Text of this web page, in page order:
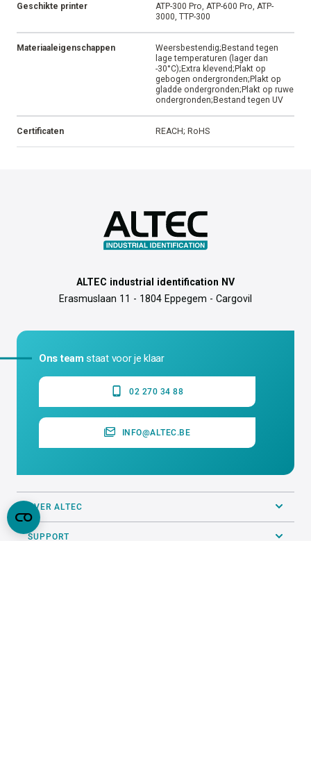
Geschikte printer
ATP-300 Pro, ATP-600 Pro, ATP-
3000, TTP-300
Materiaaleigenschappen
Weersbestendig;Bestand tegen
lage temperaturen (lager dan
-30°C);Extra klevend;Plakt op
gebogen ondergronden;Plakt op
gladde ondergronden;Plakt op ruwe
ondergronden;Bestand tegen UV
Certificaten REACH; RoHS
ALTEC industrial identification NV
Erasmuslaan 11 - 1804 Eppegem - Cargovil
Ons team staat voor je klaar
02 270 34 88
INFO@ALTEC.BE
OVER ALTEC
SUPPORT